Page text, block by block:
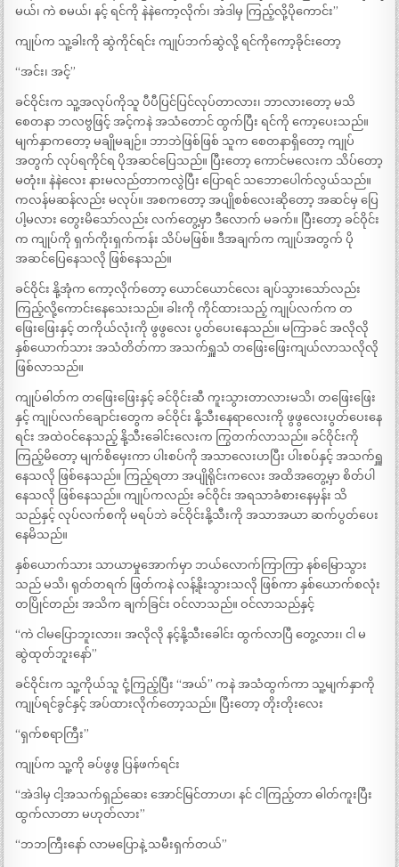
မယ်၊ ကဲ စမယ်၊ နင့် ရင်ကို နဲနဲကော့လိုက်၊ အဲဒါမှ ကြည့်လို့ပိုကောင်း”
ကျုပ်က သူ့ခါးကို ဆွဲကိုင်ရင်း ကျုပ်ဘက်ဆွဲလို့ ရင်ကိုကော့ခိုင်းတော့
“အင်း၊ အင့်”
ခင်ဝိုင်းက သူ့အလုပ်ကိုသူ ပီပီပြင်ပြင်လုပ်တာလား၊ ဘာလားတော့ မသိ
စေတနာ ဘလဗွဖြင့် အင့်ကနဲ အသံတောင် ထွက်ပြီး ရင်ကို ကော့ပေးသည်။
မျက်နှာကတော့ မချိုမချဉ်။ ဘာဘဲဖြစ်ဖြစ် သူက စေတနာရှိတော့ ကျုပ်
အတွက် လုပ်ရကိုင်ရ ပိုအဆင်ပြေသည်။ ပြီးတော့ ကောင်မလေးက သိပ်တော့
မတုံး။ နဲနဲလေး နားမလည်တာကလွဲပြီး ပြောရင် သဘောပေါက်လွယ်သည်။
ကလန်မဆန်လည်း မလုပ်။ အစကတော့ အပျိုစစ်လေးဆိုတော့ အဆင်မှ ပြေ
ပါ့မလား တွေးမိသော်လည်း လက်တွေ့မှာ ဒီလောက် မခက်။ ပြီးတော့ ခင်ဝိုင်း
က ကျုပ်ကို ရှက်ကိုးရှက်ကန်း သိပ်မဖြစ်။ ဒီအချက်က ကျုပ်အတွက် ပို
အဆင်ပြေနေသလို ဖြစ်နေသည်။
ခင်ဝိုင်း နို့အုံက ကော့လိုက်တော့ ယောင်ယောင်လေး ချပ်သွားသော်လည်း
ကြည့်လို့ကောင်းနေသေးသည်။ ခါးကို ကိုင်ထားသည့် ကျုပ်လက်က တ
ဖြေးဖြေးနှင့် တကိုယ်လုံးကို ဖွဖွလေး ပွတ်ပေးနေသည်။ မကြာခင် အလိုလို
နှစ်ယောက်သား အသံတိတ်ကာ အသက်ရှူသံ တဖြေးဖြေးကျယ်လာသလိုလို
ဖြစ်လာသည်။
ကျုပ်ဓါတ်က တဖြေးဖြေးနှင့် ခင်ဝိုင်းဆီ ကူးသွားတာလားမသိ၊ တဖြေးဖြေး
နှင့် ကျုပ်လက်ချောင်းတွေက ခင်ဝိုင်း နို့သီးနေရာလေးကို ဖွဖွလေးပွတ်ပေးနေ
ရင်း အထဲဝင်နေသည့် နို့သီးခေါင်းလေးက ကြွတက်လာသည်။ ခင်ဝိုင်းကို
ကြည့်မိတော့ မျက်စိမှေးကာ ပါးစပ်ကို အသာလေးဟပြီး ပါးစပ်နှင့် အသက်ရှူ
နေသလို ဖြစ်နေသည်။ ကြည့်ရတာ အပျိုရိုင်းကလေး အထိအတွေ့မှာ စိတ်ပါ
နေသလို ဖြစ်နေသည်။ ကျုပ်ကလည်း ခင်ဝိုင်း အရသာခံစားနေမှန်း သိ
သည်နှင့် လုပ်လက်စကို မရပ်ဘဲ ခင်ဝိုင်းနို့သီးကို အသာအယာ ဆက်ပွတ်ပေး
နေမိသည်။
နှစ်ယောက်သား သာယာမှုအောက်မှာ ဘယ်လောက်ကြာကြာ နစ်မြောသွား
သည် မသိ၊ ရုတ်တရက် ဖြတ်ကနဲ လန့်နိုးသွားသလို ဖြစ်ကာ နှစ်ယောက်စလုံး
တပြိုင်တည်း အသိက ချက်ခြင်း ဝင်လာသည်။ ဝင်လာသည်နှင့်
“ကဲ ငါမပြောဘူးလား၊ အလိုလို နင့်နို့သီးခေါင်း ထွက်လာပြီ တွေ့လား၊ ငါ မ
ဆွဲထုတ်ဘူးနော်”
ခင်ဝိုင်းက သူ့ကိုယ်သူ ငုံ့ကြည့်ပြီး “အယ်” ကနဲ အသံထွက်ကာ သူ့မျက်နှာကို
ကျုပ်ရင်ခွင်နှင့် အပ်ထားလိုက်တော့သည်။ ပြီးတော့ တိုးတိုးလေး
“ရှက်စရာကြီး”
ကျုပ်က သူ့ကို ခပ်ဖွဖွ ပြန်ဖက်ရင်း
“အဲဒါမှ ငါ့အသက်ရှည်ဆေး အောင်မြင်တာဟ၊ နင် ငါကြည့်တာ ဓါတ်ကူးပြီး
ထွက်လာတာ မဟုတ်လား”
“ဘဘကြီးနော် လာမပြောနဲ့ သမီးရှက်တယ်”